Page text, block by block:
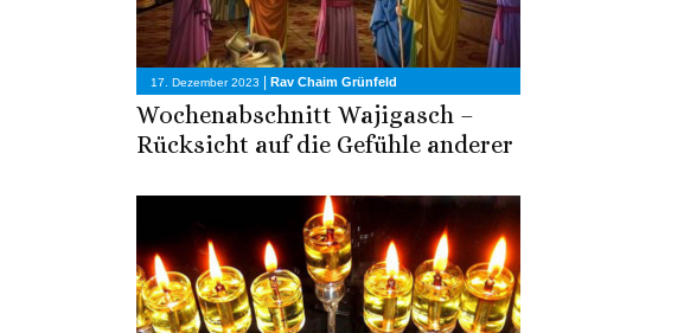
17. Dezember 2023 | Rav Chaim Grünfeld
Wochenabschnitt Wajigasch –
Rücksicht auf die Gefühle anderer